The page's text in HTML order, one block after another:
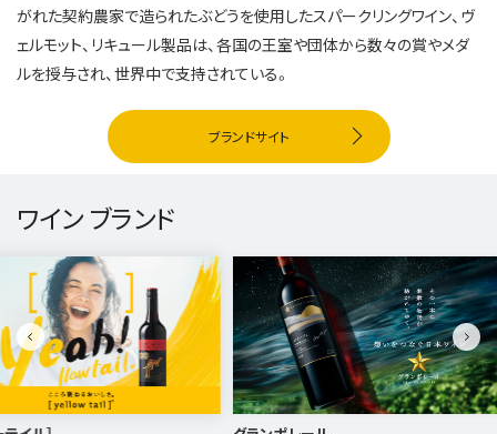
がれた契約農家で造られたぶどうを使用したスパークリングワイン、ヴ
ェルモット、リキュール製品は、各国の王室や団体から数々の賞やメダ
ルを授与され、世界中で支持されている。
ブランドサイト
ワイン ブランド